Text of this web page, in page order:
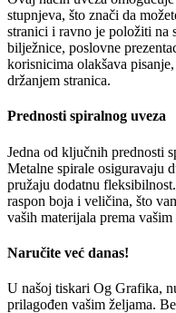
stupnjeva, što znači da
stranici i ravno je položiti na
bilježnice, poslovne
korisnicima olakšava
držanjem stranica.
Prednosti spiralnog uveza
Jedna od ključnih prednosti
Metalne spirale osiguravaju
pružaju dodatnu
raspon boja i veličina, što
vaših materijala prema vašim
Naručite već danas!
U našoj tiskari Og Grafika,
prilagođen vašim željama.